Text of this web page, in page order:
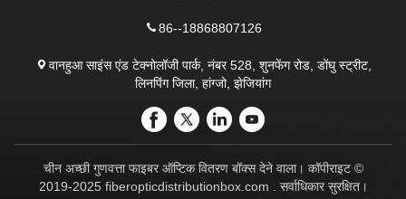
86--18868807126
वानहुआ साइंस एंड टेक्नोलॉजी पार्क, नंबर 528, शुनफेंग रोड, डोंघु स्ट्रीट,
लिनपिंग जिला, हांग्जो, झेजियांग
चीन अच्छी गुणवत्ता फाइबर ऑप्टिक वितरण बॉक्स देने वाला। कॉपीराइट ©
2019-2025 fiberopticdistributionbox.com . सर्वाधिकार सुरक्षित।